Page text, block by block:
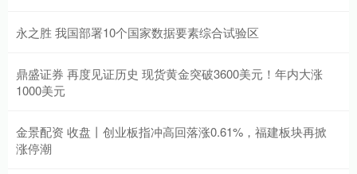
永之胜 我国部署10个国家数据要素综合试验区
鼎盛证券 再度见证历史 现货黄金突破3600美元！年内大涨
1000美元
金景配资 收盘丨创业板指冲高回落涨0.61%，福建板块再掀
涨停潮